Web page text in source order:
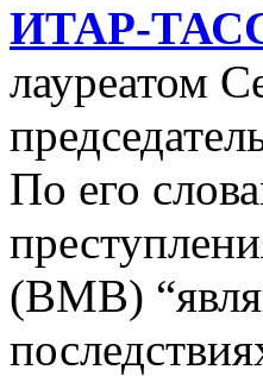
ИТАР-
лауреатом
По его
(ВМВ)